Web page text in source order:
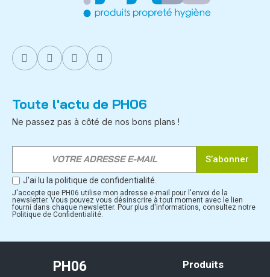
Toute l'actu de PH06
Ne passez pas à côté de nos bons plans !
S’abonner
J'ai lu la politique de confidentialité.
J'accepte que PH06 utilise mon adresse e-mail pour l'envoi de la
newsletter. Vous pouvez vous désinscrire à tout moment avec le lien
fourni dans chaque newsletter. Pour plus d'informations, consultez notre
Politique de Confidentialité.
PH06
Produits